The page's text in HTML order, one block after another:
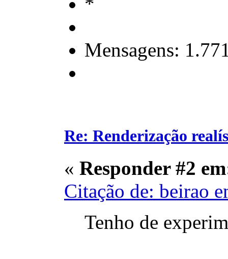
Mensagens:
Re: Renderização
« Responder #2
Citação de: beirao
Tenho de